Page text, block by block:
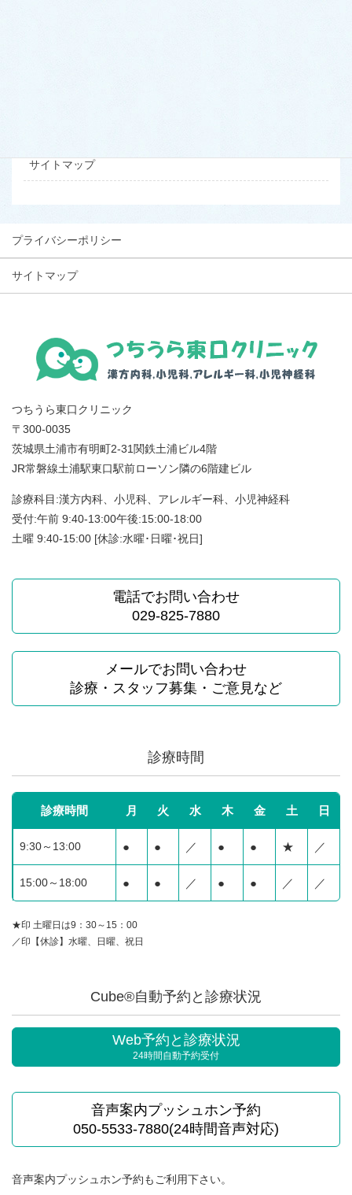
サイトマップ
プライバシーポリシー
サイトマップ
つちうら東口クリニック
〒300-0035
茨城県土浦市有明町2-31関鉄土浦ビル4階
JR常磐線土浦駅東口駅前ローソン隣の6階建ビル
診療科目:漢方内科、小児科、アレルギー科、小児神経科
受付:午前 9:40-13:00午後:15:00-18:00
土曜 9:40-15:00 [休診:水曜･日曜･祝日]
電話でお問い合わせ
029-825-7880
メールでお問い合わせ
診療・スタッフ募集・ご意見など
診療時間
診療時間 月 火 水 木 金 土 日
9:30～13:00 ● ● ／ ● ● ★ ／
15:00～18:00 ● ● ／ ● ● ／ ／
★印 土曜日は9：30～15：00
／印【休診】水曜、日曜、祝日
Cube®自動予約と診療状況
Web予約と診療状況
24時間自動予約受付
音声案内プッシュホン予約
050-5533-7880(24時間音声対応)
音声案内プッシュホン予約もご利用下さい。